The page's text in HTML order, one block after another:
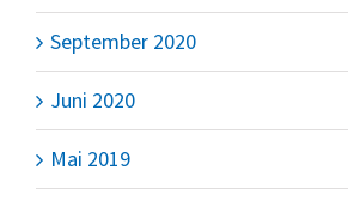
September 2020
Juni 2020
Mai 2019